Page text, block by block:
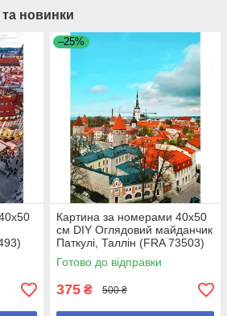
та новинки
–25%
Картина за номерами 40x50
см DIY Оглядовий майданчик
Паткулі, Таллін (FRA 73503)
Готово до відправки
375 ₴ 500 ₴